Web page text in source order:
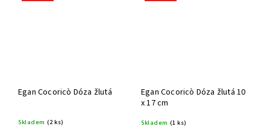
Egan Cocoricò Dóza žlutá
Skladem (2 ks)
Egan Cocoricò Dóza žlutá 10
x 17 cm
Skladem (1 ks)